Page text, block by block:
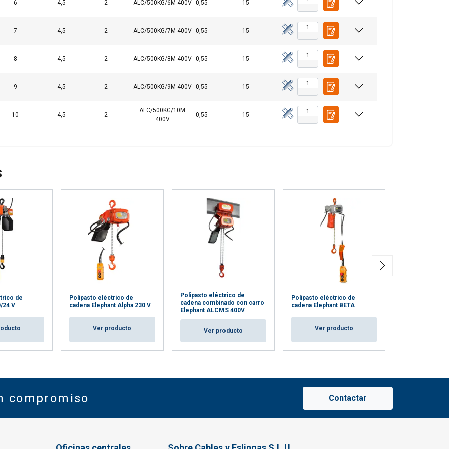
6 4,5 2 ALC/500KG/6M 400V 0,55 15
7 4,5 2 ALC/500KG/7M 400V 0,55 15
8 4,5 2 ALC/500KG/8M 400V 0,55 15
9 4,5 2 ALC/500KG/9M 400V 0,55 15
10 4,5 2
ALC/500KG/10M
400V
0,55 15
de
24 V
Polipasto eléctrico de
cadena Elephant Alpha 230 V
Ver producto
Polipasto eléctrico de
cadena combinado con carro
Elephant ALCMS 400V
Ver producto
Polipasto eléctrico de
cadena Elephant BETA
Ver producto
compromiso Contactar